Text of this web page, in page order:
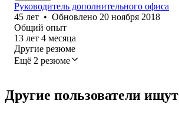
Руководитель дополнительного офиса
45 лет • Обновлено 20 ноября 2018
Общий опыт
13 лет 4 месяца
Другие резюме
Ещё 2 резюме
Другие пользователи ищут